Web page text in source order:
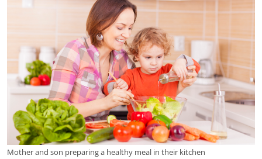
Mother and son preparing a healthy meal in their kitchen